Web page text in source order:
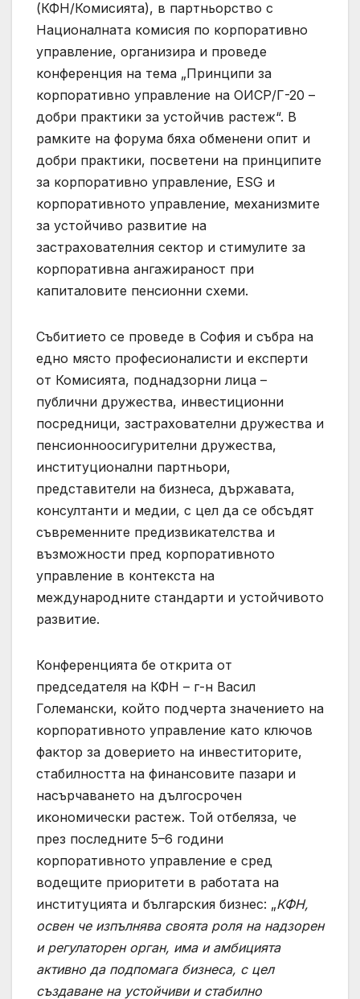
(КФН/Комисията), в партньорство с
Националната комисия по корпоративно
управление, организира и проведе
конференция на тема „Принципи за
корпоративно управление на ОИСР/Г-20 –
добри практики за устойчив растеж“. В
рамките на форума бяха обменени опит и
добри практики, посветени на принципите
за корпоративно управление, ESG и
корпоративното управление, механизмите
за устойчиво развитие на
застрахователния сектор и стимулите за
корпоративна ангажираност при
капиталовите пенсионни схеми.
Събитието се проведе в София и събра на
едно място професионалисти и експерти
от Комисията, поднадзорни лица –
публични дружества, инвестиционни
посредници, застрахователни дружества и
пенсионноосигурителни дружества,
институционални партньори,
представители на бизнеса, държавата,
консултанти и медии, с цел да се обсъдят
съвременните предизвикателства и
възможности пред корпоративното
управление в контекста на
международните стандарти и устойчивото
развитие.
Конференцията бе открита от
председателя на КФН – г-н Васил
Големански, който подчерта значението на
корпоративното управление като ключов
фактор за доверието на инвеститорите,
стабилността на финансовите пазари и
насърчаването на дългосрочен
икономически растеж. Той отбеляза, че
през последните 5–6 години
корпоративното управление е сред
водещите приоритети в работата на
институцията и българския бизнес: „КФН,
освен че изпълнява своята роля на надзорен
и регулаторен орган, има и амбицията
активно да подпомага бизнеса, с цел
създаване на устойчиви и стабилно